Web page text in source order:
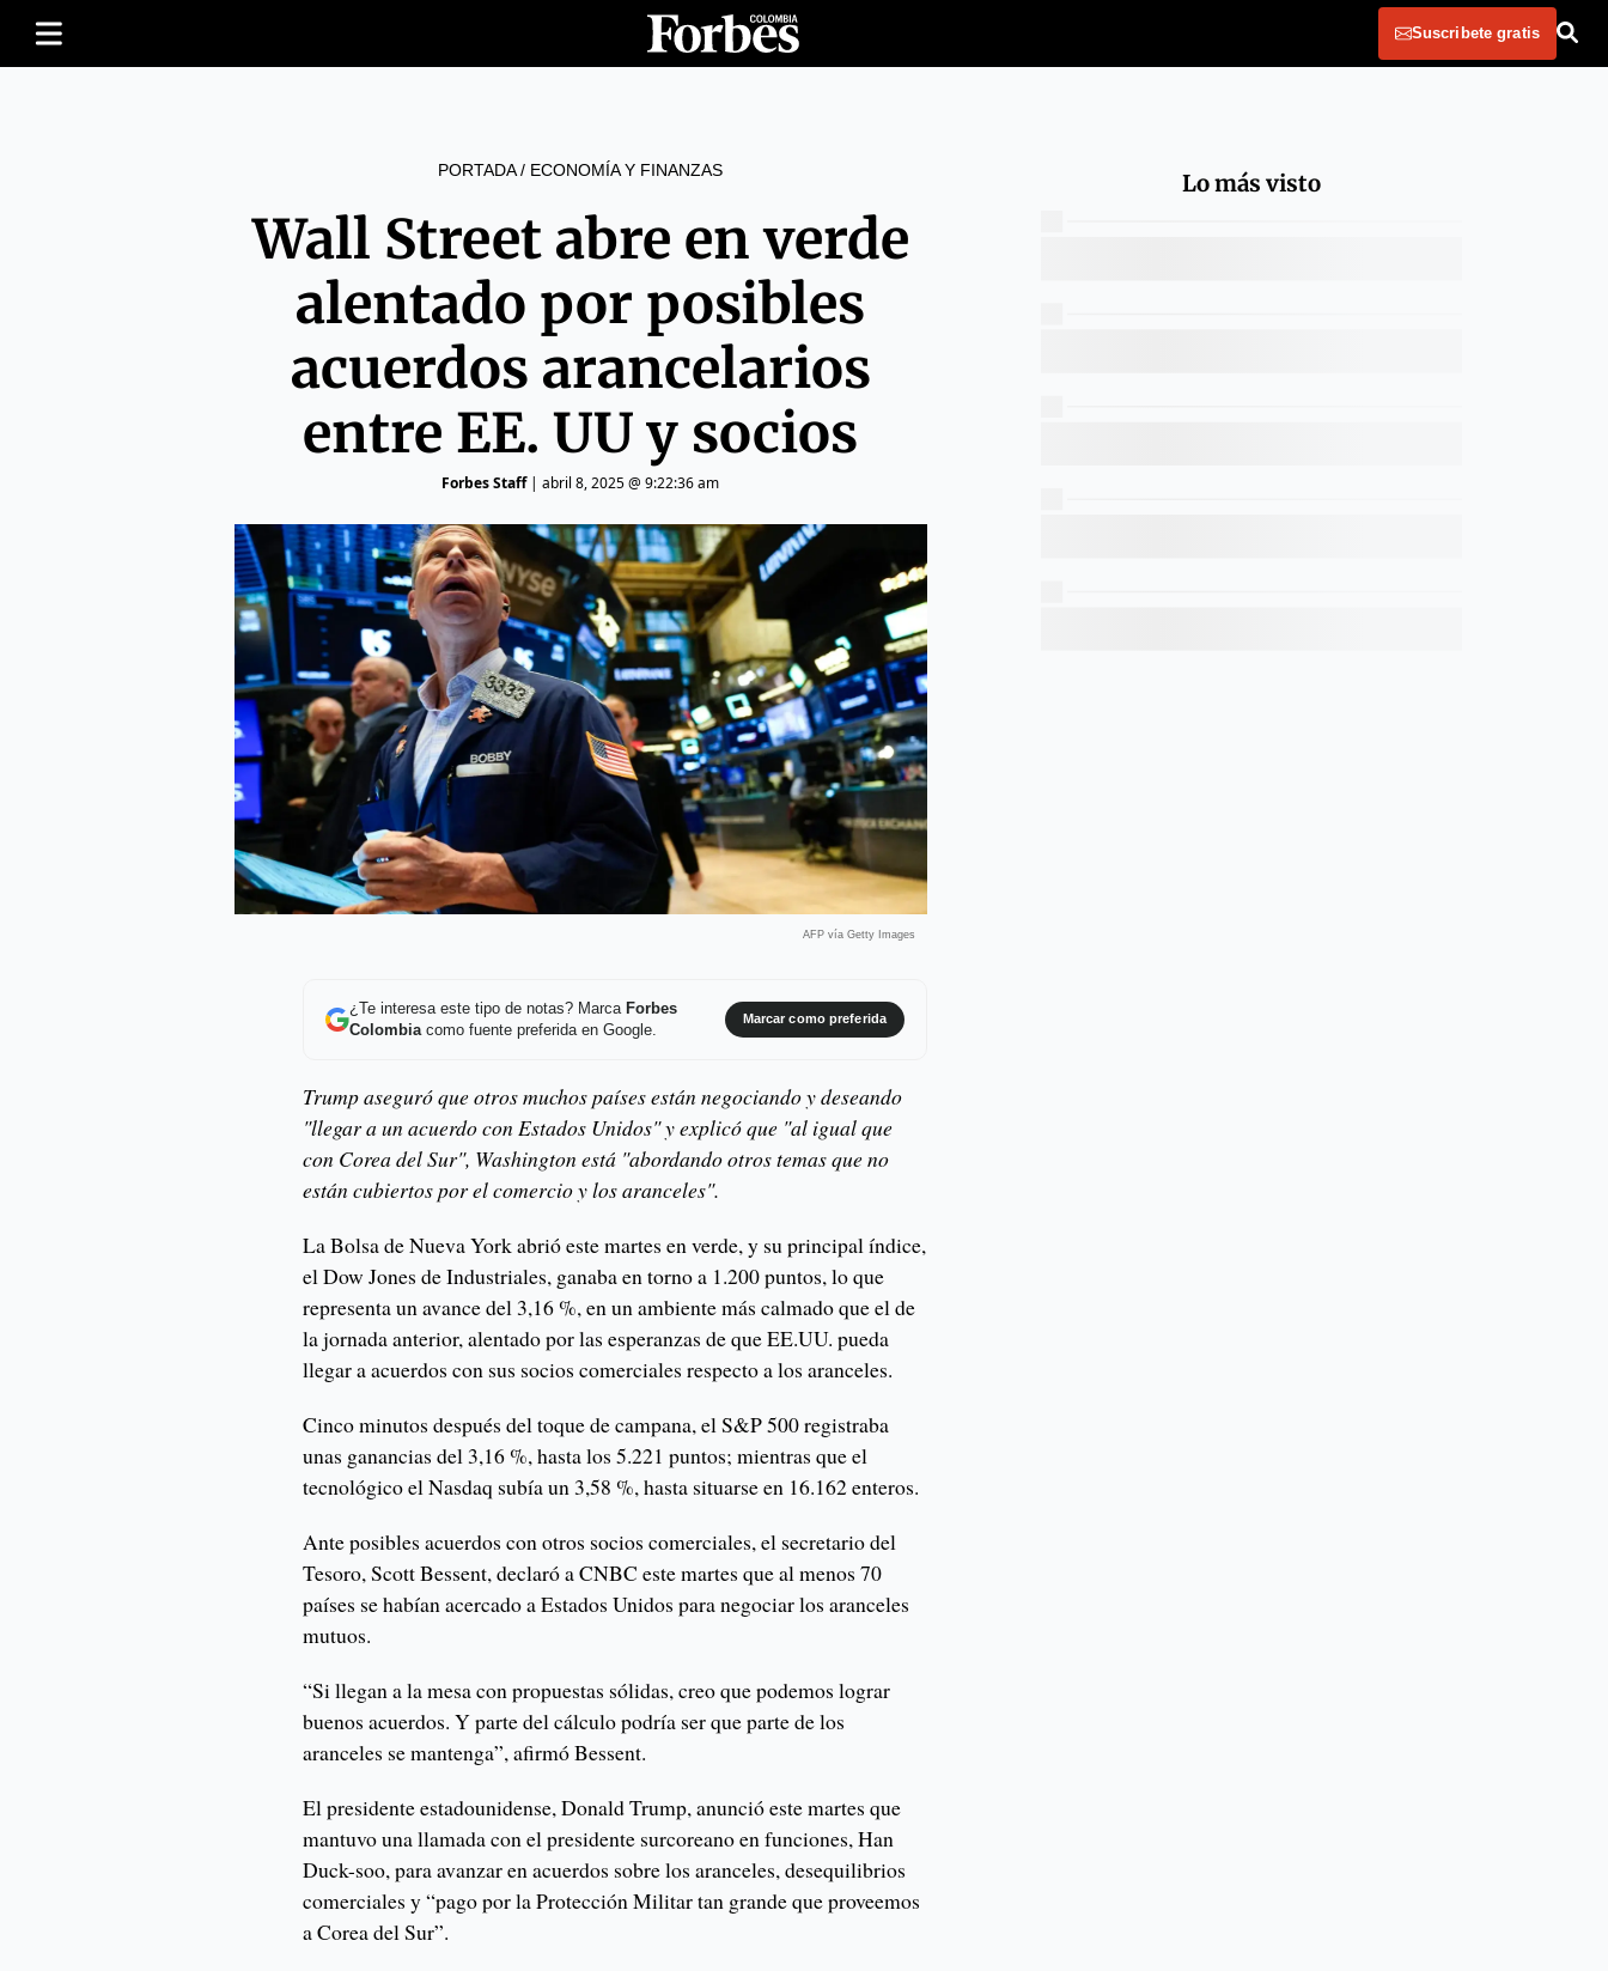
Suscribete gratis
PORTADA/ ECONOMÍA Y FINANZAS
Wall Street abre en verde
alentado por posibles
acuerdos arancelarios
entre EE. UU y socios
Forbes Staff| abril 8, 2025 @ 9:22:36 am
AFP vía Getty Images
¿Te interesa este tipo de notas? Marca Forbes
Colombiacomo fuente preferida en Google.
Marcar como preferida
Trump aseguró que otros muchos países están negociando y deseando
"llegar a un acuerdo con Estados Unidos" y explicó que "al igual que
con Corea del Sur", Washington está "abordando otros temas que no
están cubiertos por el comercio y los aranceles".
La Bolsa de Nueva York abrió este martes en verde, y su principal índice,
el Dow Jones de Industriales, ganaba en torno a 1.200 puntos, lo que
representa un avance del 3,16 %, en un ambiente más calmado que el de
la jornada anterior, alentado por las esperanzas de que EE.UU. pueda
llegar a acuerdos con sus socios comerciales respecto a los aranceles.
Cinco minutos después del toque de campana, el S&P 500 registraba
unas ganancias del 3,16 %, hasta los 5.221 puntos; mientras que el
tecnológico el Nasdaq subía un 3,58 %, hasta situarse en 16.162 enteros.
Ante posibles acuerdos con otros socios comerciales, el secretario del
Tesoro, Scott Bessent, declaró a CNBC este martes que al menos 70
países se habían acercado a Estados Unidos para negociar los aranceles
mutuos.
“Si llegan a la mesa con propuestas sólidas, creo que podemos lograr
buenos acuerdos. Y parte del cálculo podría ser que parte de los
aranceles se mantenga”, afirmó Bessent.
El presidente estadounidense, Donald Trump, anunció este martes que
mantuvo una llamada con el presidente surcoreano en funciones, Han
Duck-soo, para avanzar en acuerdos sobre los aranceles, desequilibrios
comerciales y “pago por la Protección Militar tan grande que proveemos
a Corea del Sur”.
Lo más visto